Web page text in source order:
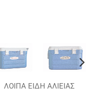
ΛΟΙΠΑ ΕΙΔΗ ΑΛΙΕΙΑΣ